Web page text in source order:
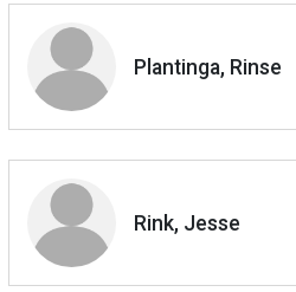
Plantinga, Rinse
Rink, Jesse